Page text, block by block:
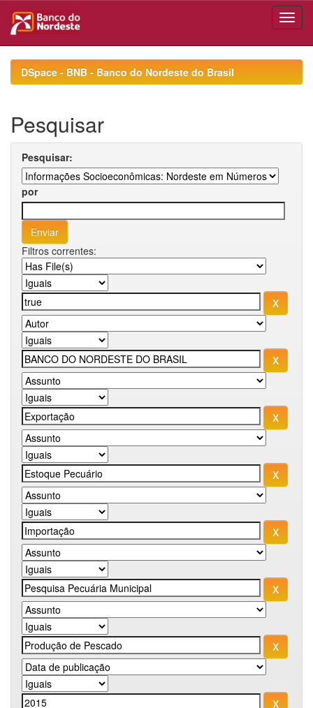
navigationDSpace - BNB - Banco do Nordeste do Brasil
Pesquisar
Pesquisar:
por
Filtros correntes: